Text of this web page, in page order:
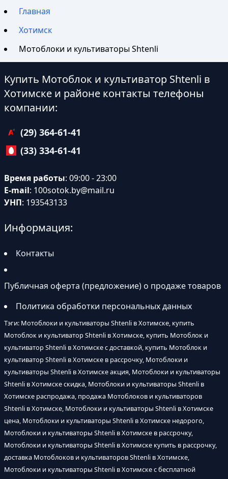
Главная
Хотимск
Мотоблоки и культиваторы Shtenli
Купить Мотоблок и культиватор Shtenli в
Хотимске и районе контакты телефоны
компании:
(29) 364-61-41
(33) 334-61-41
Время работы: 09:00 - 23:00
E-mail: 100sotok.by@mail.ru
УНП: 193543133
Информация:
Контакты
Публичная оферта (предложение) о продаже товаров
Политика обработки персональных данных
Тэги: Мотоблоки и культиваторы Shtenli в Хотимске, купить
Мотоблок и культиватор Shtenli в Хотимске, купить Мотоблок и
культиватор Shtenli в Хотимске с доставкой, купить Мотоблок и
культиватор Shtenli в Хотимске в рассрочку, Мотоблоки и
культиваторы Shtenli в Хотимске акция, Мотоблоки и культиваторы
Shtenli в Хотимске скидка, Мотоблоки и культиваторы Shtenli в
Хотимске распродажа, продажа Мотоблоков и культиваторов
Shtenli в Хотимске, Мотоблоки и культиваторы Shtenli в Хотимске
цена, Мотоблоки и культиваторы Shtenli в Хотимске недорого,
Мотоблоки и культиваторы Shtenli в Хотимске в рассрочку,
Мотоблоки и культиваторы Shtenli в Хотимске купить в рассрочку,
доставка Мотоблоков и культиваторов Shtenli в Хотимске,
Мотоблоки и культиваторы Shtenli в Хотимске с бесплатной